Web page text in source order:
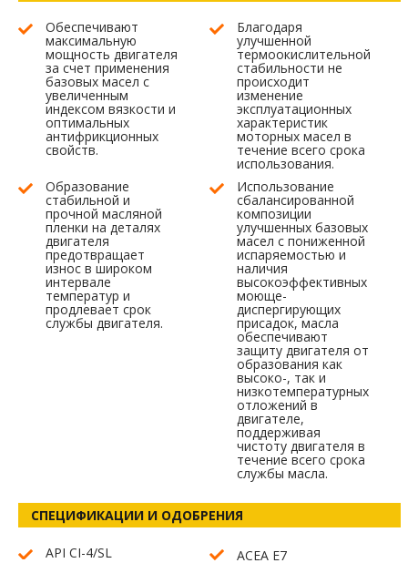
Обеспечивают
максимальную
мощность двигателя
за счет применения
базовых масел с
увеличенным
индексом вязкости и
оптимальных
антифрикционных
свойств.
Благодаря
улучшенной
термоокислительной
стабильности не
происходит
изменение
эксплуатационных
характеристик
моторных масел в
течение всего срока
использования.
Образование
стабильной и
прочной масляной
пленки на деталях
двигателя
предотвращает
износ в широком
интервале
температур и
продлевает срок
службы двигателя.
Использование
сбалансированной
композиции
улучшенных базовых
масел с пониженной
испаряемостью и
наличия
высокоэффективных
моюще-
диспергирующих
присадок, масла
обеспечивают
защиту двигателя от
образования как
высоко-, так и
низкотемпературных
отложений в
двигателе,
поддерживая
чистоту двигателя в
течение всего срока
службы масла.
СПЕЦИФИКАЦИИ И ОДОБРЕНИЯ
API CI-4/SL
ACEA E7